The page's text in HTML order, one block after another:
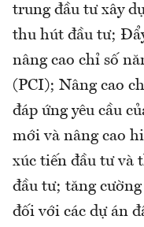
trung đầu tư xây
thu hút đầu tư;
nâng cao chỉ số
(PCI); Nâng cao
đáp ứng yêu cầu
mới và nâng cao
xúc tiến đầu tư và
đầu tư; tăng
đối với các dự án